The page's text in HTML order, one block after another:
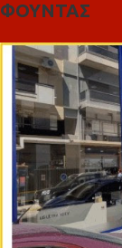
ΦΟΥΝΤΑΣ